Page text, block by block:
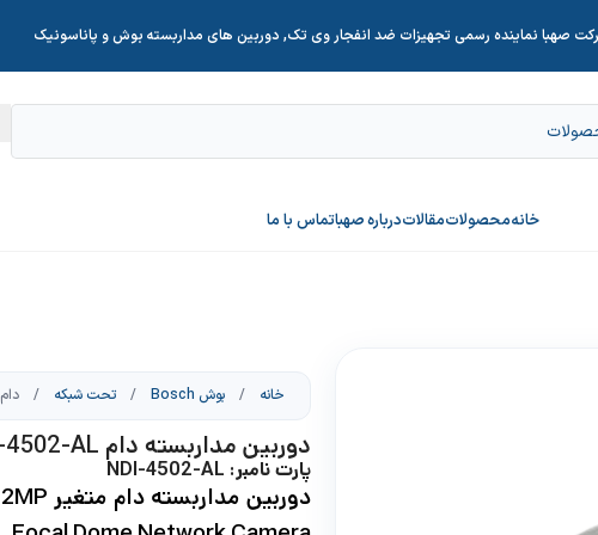
صهبا نماینده رسمی تجهیزات ضد انفجار وی تک, دوربین های مداربسته بوش و پاناسونیک
خانهمحصولاتمقالاتدرباره صهباتماس با ما
خانه / بوش Bosch / تحت شبکه / دام
دوربین مداربسته دام NDI-4502-AL
پارت نامبر: NDI-4502-AL